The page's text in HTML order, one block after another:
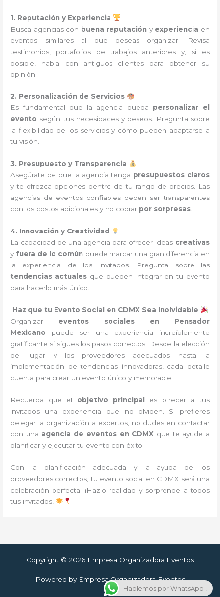
1. Reputación y Experiencia
Busca agencias con buena reputación y experiencia en
eventos similares al que deseas organizar. Revisa
testimonios, portafolios de trabajos anteriores y, si es
posible, habla con antiguos clientes para obtener su
opinión.
2. Personalización de Servicios
Es fundamental que la agencia pueda personalizar el
evento según tus necesidades y deseos. Pregunta sobre
la flexibilidad de los servicios y cómo pueden adaptarse a
tu visión.
3. Presupuesto y Transparencia
Asegúrate de que la agencia tenga presupuestos claros
y te ofrezca opciones dentro de tu rango de precios. Las
agencias de eventos confiables deben ser transparentes
con los costos adicionales y no cobrar por sorpresas.
4. Innovación y Creatividad
La capacidad de una agencia para ofrecer ideas creativas
y fuera de lo común puede marcar una gran diferencia en
la experiencia de los invitados. Pregunta sobre las
tendencias actuales que pueden integrar en tu evento
para hacerlo más único.
Haz que tu Evento Social en CDMX Sea Inolvidable
Organizar eventos sociales en Pensador
Mexicano puede ser una experiencia increíblemente
gratificante si sigues los pasos correctos. Desde la elección
del lugar y los proveedores adecuados hasta la
implementación de tendencias innovadoras, cada detalle
cuenta para crear un evento único y memorable.
Recuerda que el objetivo principal
es ofrecer a tus
invitados una experiencia que no olviden. Si prefieres
delegar la organización a expertos, no dudes en contactar
con una agencia de eventos en CDMX que te ayude a
planificar y ejecutar tu evento con éxito.
Con la planificación adecuada y la ayuda de los
proveedores correctos, tu evento social en CDMX será una
celebración perfecta. ¡Hazlo realidad y sorprende a todos
tus invitados!
Copyright © 2026 Empresa Organizadora Eventos
Powered by Empresa Organizadora Eventos
Hablemos por WhatsApp !